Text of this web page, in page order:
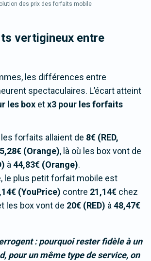
des prix des forfaits mobile
vertigineux entre
les différences entre
spectaculaires. L’écart atteint
les box etx3 pour les forfaits
les forfaits allaient de 8€ (RED,
(Orange), là où les box vont de
à 44,83€ (Orange).
le plus petit forfait mobile est
(YouPrice) contre 21,14€ chez
les box vont de 20€ (RED) à 48,47€
: pourquoi rester fidèle à un
pour un même type de service, on